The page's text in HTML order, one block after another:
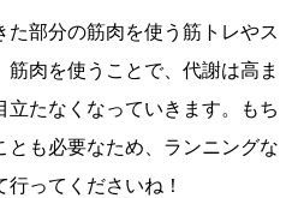
た部分の筋肉を使う筋トレやス
筋肉を使うことで、代謝は高ま
立たなくなっていきます。もち
とも必要なため、ランニングな
ってくださいね！